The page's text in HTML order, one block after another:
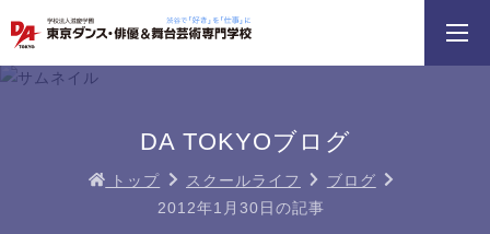
学科・専攻 資料請求 オープンキャンパス
DA TOKYOブログ
トップ スクールライフ
ブログ
2012年1月30日の記事